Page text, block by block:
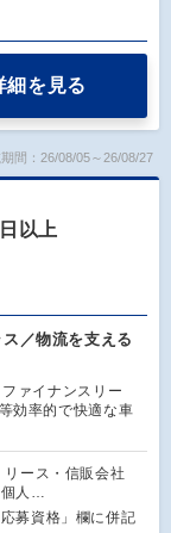
細を見る
間：26/08/05～26/08/27
以上
／物流を支える
ァイナンスリー
効率的で快適な車
リース・信販会社
個人…
募資格」欄に併記